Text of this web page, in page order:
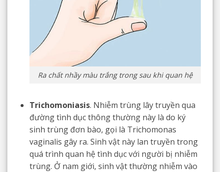
Ra chất nhầy màu trắng trong sau khi quan hệ
Trichomoniasis. Nhiễm trùng lây truyền qua
đường tình dục thông thường này là do ký
sinh trùng đơn bào, gọi là Trichomonas
vaginalis gây ra. Sinh vật này lan truyền trong
quá trình quan hệ tình dục với người bị nhiễm
trùng. Ở nam giới, sinh vật thường nhiễm vào